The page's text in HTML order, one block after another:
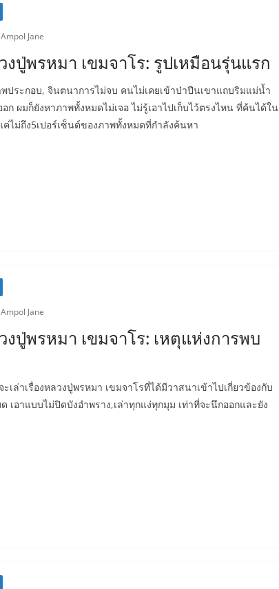
Ampol Jane
งปู่พรหมา เขมจาโร: รูปเหมือนรุ่นแรก
พประกอบ, จินตนาการไม่จบ คนไม่เคยเข้าป่าปีนเขาแถบริมแม่น้ำ
ก ผมก็ยังหาภาพทั้งหมดไม่เจอ ไม่รู้เอาไปเก็บไว้ตรงไหน ที่ค้นได้ใน
ม่ถึง5เปอร์เซ็นต์ของภาพทั้งหมดที่กำลังค้นหา
Ampol Jane
งปู่พรหมา เขมจาโร: เหตุแห่งการพบ
ะเล่าเรื่องหลวงปู่พรหมา เขมจาโรที่ได้มีวาสนาเข้าไปเกี่ยวข้องกับ
เอาแบบไม่ปิดบังอำพราง,เล่าทุกแง่ทุกมุม เท่าที่จะนึกออกและยัง